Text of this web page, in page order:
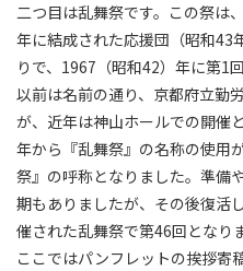
二つ目は乱舞祭です。この祭は
年に結成された応援団（昭和43
りで、1967（昭和42）年に第1
以前は名前の通り、京都府立勤
が、近年は神山ホールでの開催
年から『乱舞祭』の名称の使用
祭』の呼称となりました。準備
期もありましたが、その後復活
催された乱舞祭で第46回となり
ここではパンフレットの挨拶寄